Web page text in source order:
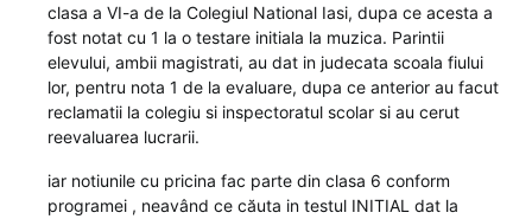
clasa a VI-a de la Colegiul National Iasi, dupa ce acesta a
fost notat cu 1 la o testare initiala la muzica. Parintii
elevului, ambii magistrati, au dat in judecata scoala fiului
lor, pentru nota 1 de la evaluare, dupa ce anterior au facut
reclamatii la colegiu si inspectoratul scolar si au cerut
reevaluarea lucrarii.
iar notiunile cu pricina fac parte din clasa 6 conform
programei , neavând ce căuta in testul INITIAL dat la